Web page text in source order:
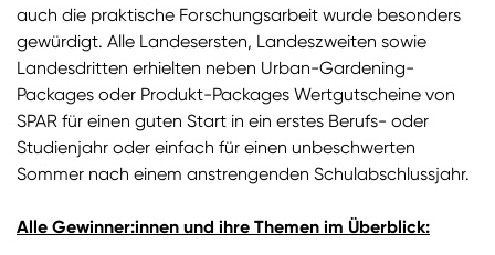
auch die praktische Forschungsarbeit wurde besonders
gewürdigt. Alle Landesersten, Landeszweiten sowie
Landesdritten erhielten neben Urban-Gardening-
Packages oder Produkt-Packages Wertgutscheine von
SPAR für einen guten Start in ein erstes Berufs- oder
Studienjahr oder einfach für einen unbeschwerten
Sommer nach einem anstrengenden Schulabschlussjahr.
Alle Gewinner:innen und ihre Themen im Überblick: